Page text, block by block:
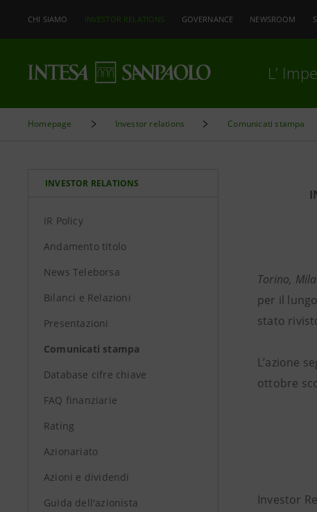
CHI SIAMO INVESTOR RELATIONS GOVERNANCE NEWSROOM
L’
Homepage Investor relations Comunicati stampa
INVESTOR RELATIONS
IR Policy
Andamento titolo
News Teleborsa
Bilanci e Relazioni
Presentazioni
Comunicati stampa
Database cifre chiave
FAQ finanziarie
Rating
Azionariato
Azioni e dividendi
Guida dell'azionista
Torino,
per il
stato
L’azione
ottobre
Investor